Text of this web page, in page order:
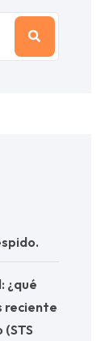
¿qué
reciente